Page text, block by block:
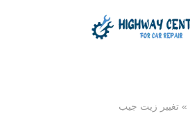
» تغيير زيت جيب